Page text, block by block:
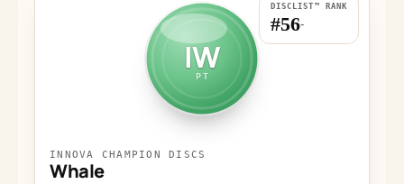
IW
PT
DISCLIST™ RANK
#56-
INNOVA CHAMPION DISCS
Whale